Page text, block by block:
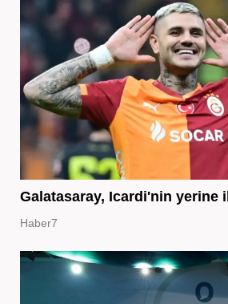
Galatasaray, Icardi'nin yerine
Haber7